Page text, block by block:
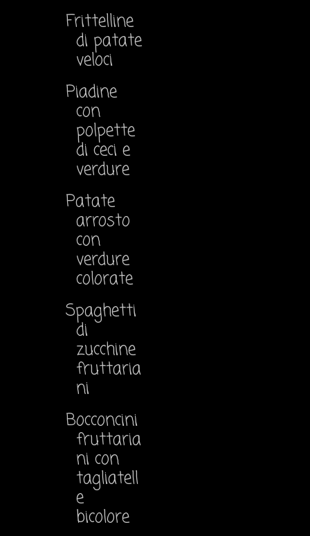
Frittelline
di patate
veloci
Piadine
con
polpette
di ceci e
verdure
Patate
arrosto
con
verdure
colorate
Spaghetti
di
zucchine
fruttaria
ni
Bocconcini
fruttaria
ni con
tagliatell
e
bicolore